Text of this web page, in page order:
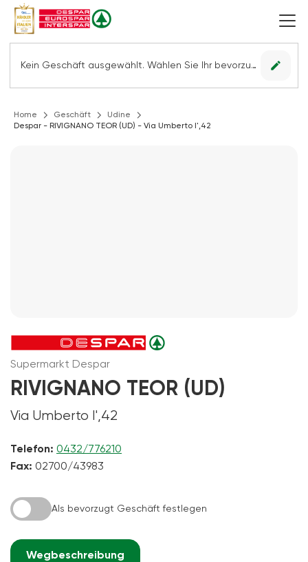
Kein Geschäft ausgewählt. Wählen Sie Ihr bevorzugtes Geschäft, um alle Angebote sehen zu können. edit
Home Geschäft
Udine
Despar - RIVIGNANO TEOR (UD) - Via Umberto I',42
Supermarkt Despar
RIVIGNANO TEOR (UD)
Via Umberto I',42
Telefon: 0432/776210
Fax: 02700/43983
Als bevorzugt Geschäft festlegen
Wegbeschreibung